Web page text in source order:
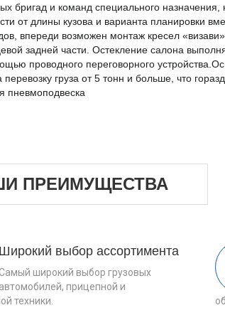
бригад и команд специального назначения,
от длины кузова и варианта планировки
впереди возможен монтаж кресел
задней части . Остекление салона
проводного переговорного устройства.
перевозку груза от 5 тонн и больше, что
пневмоподвеска
ПРЕИМУЩЕСТВА
Широкий выбор ассортимента
широкий выбор грузовых
автомобилей, прицепной и
техники.